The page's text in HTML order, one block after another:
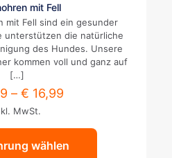
mit Fell
mit Fell sind ein gesunder
unterstützen die natürliche
des Hundes. Unsere
kommen voll und ganz auf
[…]
– € 16,99
MwSt.
wählen
Dieses
Produkt
weist
mehrere
Varianten
auf.
Optionen
können
Produktseite